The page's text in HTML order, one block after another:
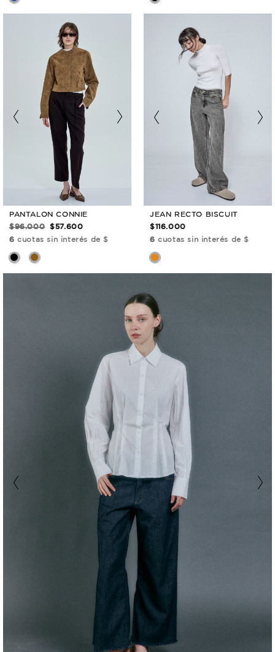
PANTALON CONNIE
$96.000
$57.600
6 cuotas sin interés de $
JEAN RECTO BISCUIT
$116.000
6 cuotas sin interés de $